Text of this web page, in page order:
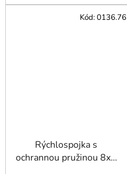
Rýchlospojka s
ochrannou pružinou 8x5
Kód:0136.76